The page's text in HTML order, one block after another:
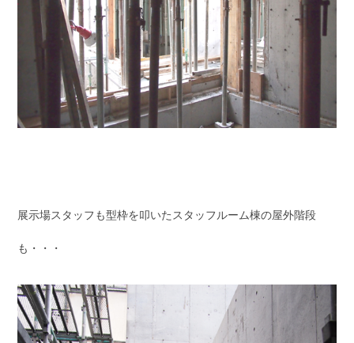
展示場スタッフも型枠を叩いたスタッフルーム棟の屋外階段
も・・・